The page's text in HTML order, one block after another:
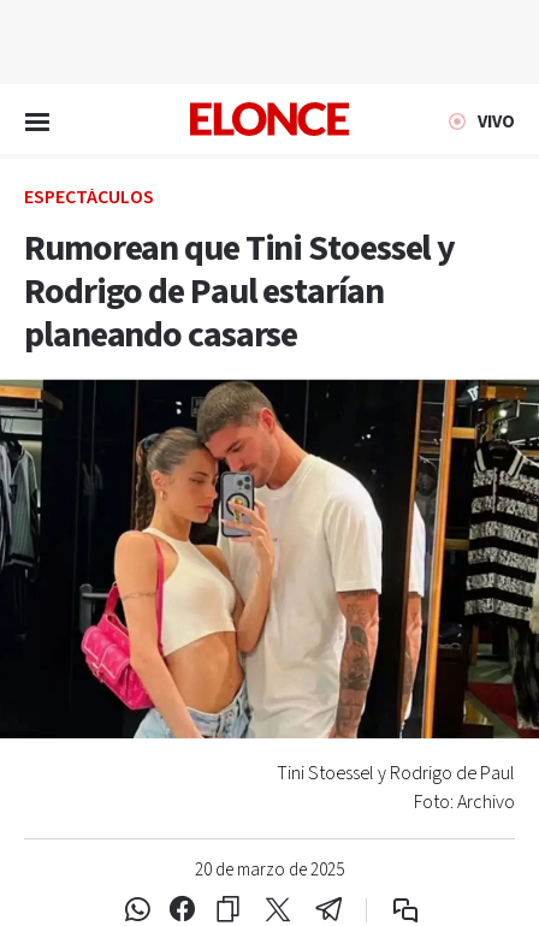
VIVO
ESPECTÁCULOS
Rumorean que Tini Stoessel y
Rodrigo de Paul estarían
planeando casarse
20 de marzo de 2025
Tini Stoessel y Rodrigo de Paul
Foto: Archivo